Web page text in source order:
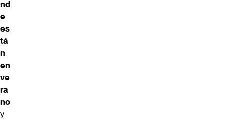
nd
e
es
tá
n
en
ve
ra
no
y